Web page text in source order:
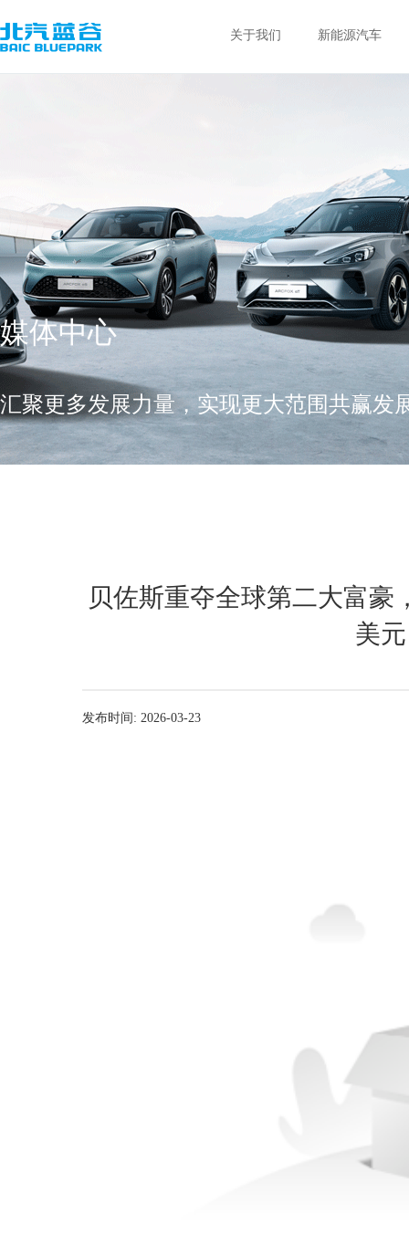
关于我们 新能源汽车
媒体中心
汇聚更多发展力量，实现更大范围共赢发
贝佐斯重夺全球第二大富豪
美
发布时间: 2026-03-23